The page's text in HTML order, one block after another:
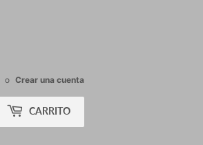
o Crear una cuenta
CARRITO